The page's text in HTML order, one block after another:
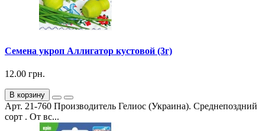
Семена укроп Аллигатор кустовой (3г)
12.00 грн.
В корзину
Арт. 21-760 Производитель Гелиос (Украина). Среднепоздний
сорт . От вс...